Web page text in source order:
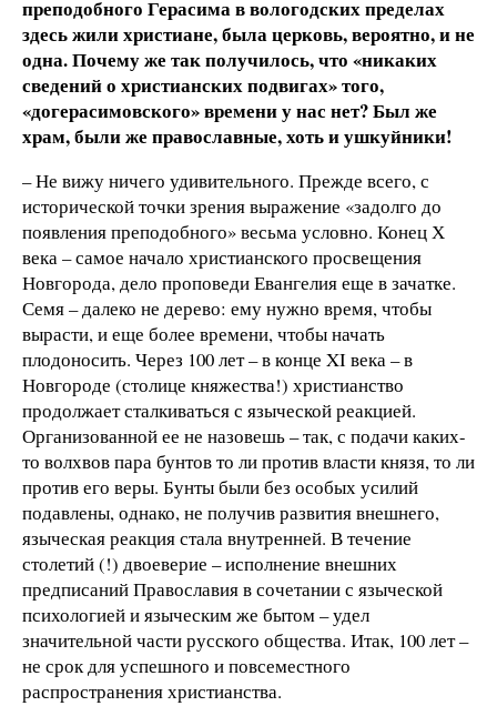
преподобного Герасима в вологодских пределах
здесь жили христиане, была церковь, вероятно, и не
одна. Почему же так получилось, что «никаких
сведений о христианских подвигах» того,
«догерасимовского» времени у нас нет? Был же
храм, были же православные, хоть и ушкуйники!
– Не вижу ничего удивительного. Прежде всего, с
исторической точки зрения выражение «задолго до
появления преподобного» весьма условно. Конец Х
века – самое начало христианского просвещения
Новгорода, дело проповеди Евангелия еще в зачатке.
Семя – далеко не дерево: ему нужно время, чтобы
вырасти, и еще более времени, чтобы начать
плодоносить. Через 100 лет – в конце XI века – в
Новгороде (столице княжества!) христианство
продолжает сталкиваться с языческой реакцией.
Организованной ее не назовешь – так, с подачи каких-
то волхвов пара бунтов то ли против власти князя, то ли
против его веры. Бунты были без особых усилий
подавлены, однако, не получив развития внешнего,
языческая реакция стала внутренней. В течение
столетий (!) двоеверие – исполнение внешних
предписаний Православия в сочетании с языческой
психологией и языческим же бытом – удел
значительной части русского общества. Итак, 100 лет –
не срок для успешного и повсеместного
распространения христианства.